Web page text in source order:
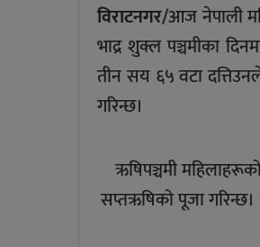
विराटनगर/आज नेपाली
भाद्र शुक्ल पञ्चमीका
तीन सय ६५ वटा
गरिन्छ।
ऋषिपञ्चमी
सप्तऋषिको पूजा